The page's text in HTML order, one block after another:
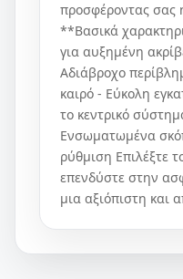
προσφέροντας σας
**Βασικά
για αυξημένη
Αδιάβροχο
καιρό - Εύκολη
το κεντρικό
Ενσωματωμένα
ρύθμιση Επιλέξτε
επενδύστε στην
μια αξιόπιστη και